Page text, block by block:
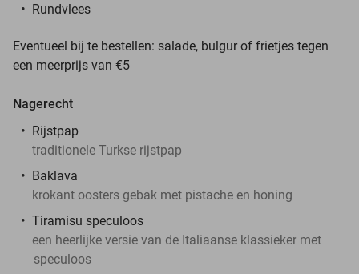
Rundvlees
Eventueel bij te bestellen: salade, bulgur of frietjes tegen
een meerprijs van €5
Nagerecht
Rijstpap
traditionele Turkse rijstpap
Baklava
krokant oosters gebak met pistache en honing
Tiramisu speculoos
een heerlijke versie van de Italiaanse klassieker met
speculoos